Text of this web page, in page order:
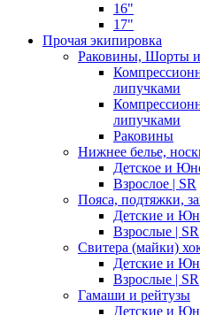
16"
17"
Прочая экипировка
Раковины, Шорты
липучками
липучками
Раковины
Нижнее белье,
Детское и
Взрослое | SR
Пояса, подтяжки,
Детские и
Взрослые | SR
Свитера (майки)
Детские и
Взрослые | SR
Гамаши и рейтузы
Детские и